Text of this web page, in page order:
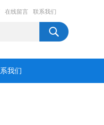
在线留言 联系我们
我们